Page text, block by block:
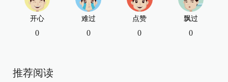
开心
0
难过
0
点赞
0
飘过
0
推荐阅读